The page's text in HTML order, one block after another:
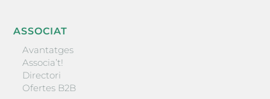
ASSOCIAT
Avantatges
Associa’t!
Directori
Ofertes B2B